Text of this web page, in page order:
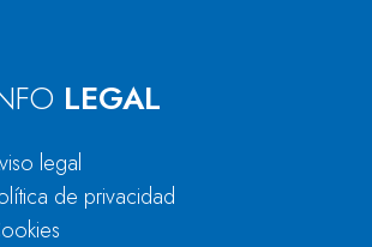
LEGAL
legal
de privacidad